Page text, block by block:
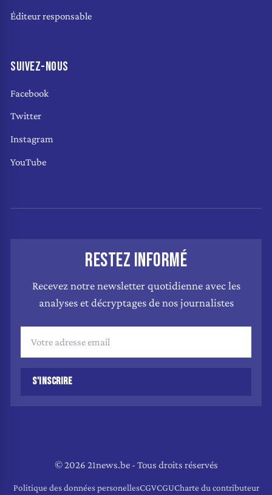
Éditeur responsable
SUIVEZ-NOUS
Facebook
Twitter
Instagram
YouTube
RESTEZ INFORMÉ
Recevez notre newsletter quotidienne avec les
analyses et décryptages de nos journalistes
S'INSCRIRE
© 2026 21news.be - Tous droits réservés
Politique des données personellesCGVCGUCharte du contributeur